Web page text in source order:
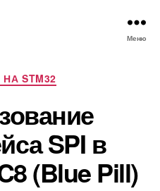
Меню
Р
у
б
р
и
к
и
STM32
SPI в
(Blue Pill)